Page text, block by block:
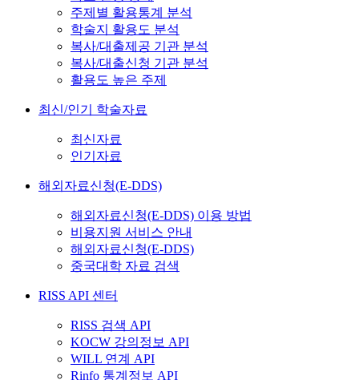
주제별 활용통계 분석
학술지 활용도 분석
복사/대출제공 기관 분석
복사/대출신청 기관 분석
활용도 높은 주제
최신/인기 학술자료
최신자료
인기자료
해외자료신청(E-DDS)
해외자료신청(E-DDS) 이용 방법
비용지원 서비스 안내
해외자료신청(E-DDS)
중국대학 자료 검색
RISS API 센터
RISS 검색 API
KOCW 강의정보 API
WILL 연계 API
Rinfo 통계정보 API